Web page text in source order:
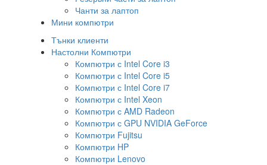
Чанти за лаптоп
Мини компютри
Тънки клиенти
Настолни Компютри
Компютри с Intel Core i3
Компютри с Intel Core i5
Компютри с Intel Core i7
Компютри с Intel Xeon
Компютри с AMD Radeon
Компютри с GPU NVIDIA GeForce
Компютри Fujitsu
Компютри HP
Компютри Lenovo